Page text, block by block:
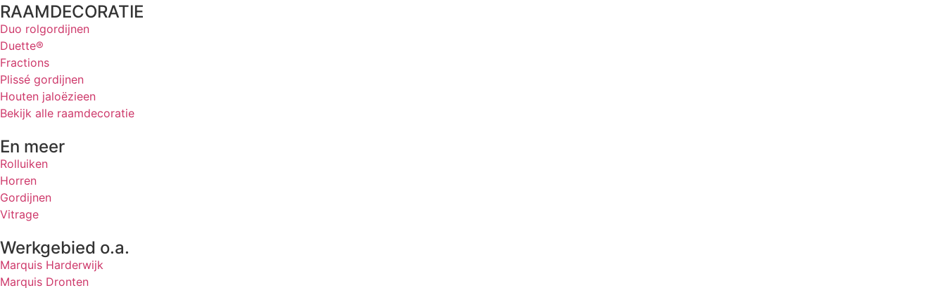
RAAMDECORATIE
Duo rolgordijnen
Duette®
Fractions
Plissé gordijnen
Houten jaloëzieen
Bekijk alle raamdecoratie
En meer
Rolluiken
Horren
Gordijnen
Vitrage
Werkgebied o.a.
Marquis Harderwijk
Marquis Dronten